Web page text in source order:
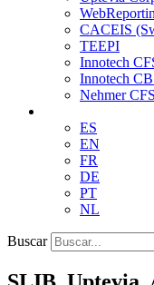
CACEIS
TEEPI
Innotech
Innotech
Nehmer CFS
ES
EN
FR
DE
PT
NL
Buscar